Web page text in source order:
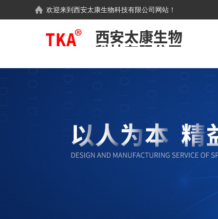
欢迎来到西安太康生物科技有限公司 网站！